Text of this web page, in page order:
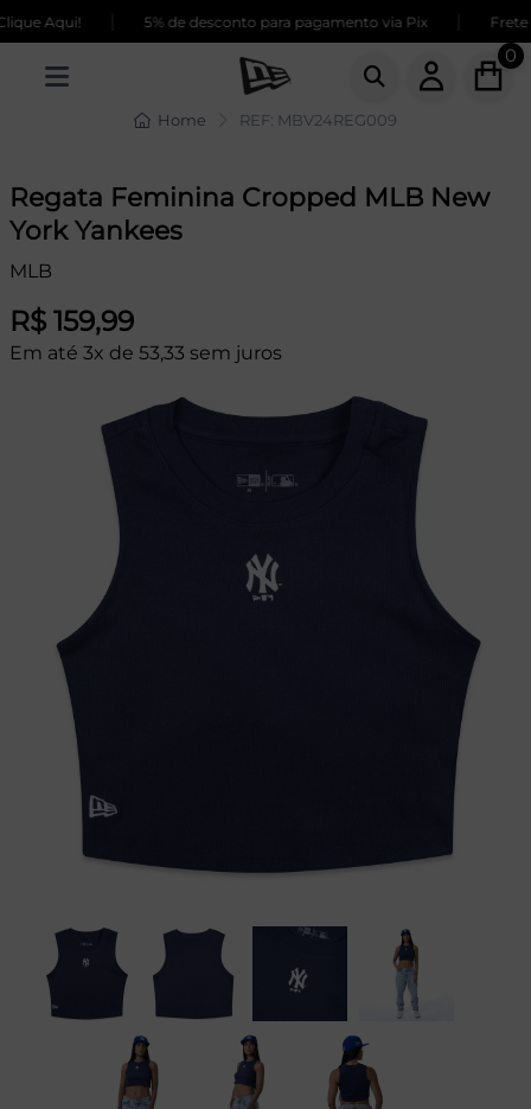
Aqui! 5% de desconto para pagamento via Pix Frete
0
Home REF: MBV24REG009
Regata Feminina Cropped MLB New
York Yankees
MLB
R$ 159,99
Em até 3x de 53,33 sem juros